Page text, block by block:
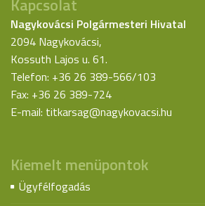
Kapcsolat
Nagykovácsi Polgármesteri Hivatal
2094 Nagykovácsi,
Kossuth Lajos u. 61.
Telefon: +36 26 389-566/103
Fax: +36 26 389-724
E-mail: titkarsag@nagykovacsi.hu
Kiemelt menüpontok
Ügyfélfogadás